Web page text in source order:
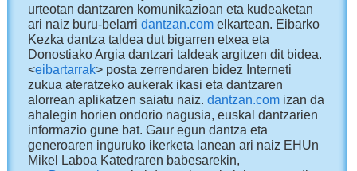
urteotan dantzaren komunikazioan eta kudeaketan
ari naiz buru-belarridantzan.com elkartean. Eibarko
Kezka dantza taldea dut bigarren etxea eta
Donostiako Argia dantzari taldeak argitzen dit bidea.
<eibartarrak> posta zerrendaren bidez Interneti
zukua ateratzeko aukerak ikasi eta dantzaren
alorrean aplikatzen saiatu naiz.dantzan.com izan da
ahalegin horien ondorio nagusia, euskal dantzarien
informazio gune bat. Gaur egun dantza eta
generoaren inguruko ikerketa lanean ari naiz EHUn
Mikel Laboa Katedraren babesarekin,